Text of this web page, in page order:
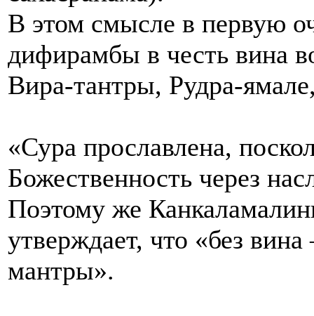
В этом смысле в первую
дифирамбы в честь вина
Вира-тантры, Рудра-
«Сура прославлена,
Божественность через
Поэтому же
утверждает, что «без
мантры».